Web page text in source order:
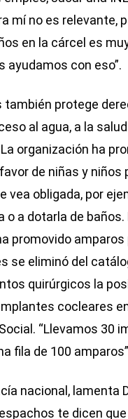
mí no es relevante,
en la cárcel es
ayudamos con eso”.
también protege
al agua, a la
organización ha
de niñas y niños
vea obligada, por
o a dotarla de baños.
promovido amparos
se eliminó del
quirúrgicos la
cocleares
“Llevamos 30
fila de 100
nacional, lamenta
te dicen